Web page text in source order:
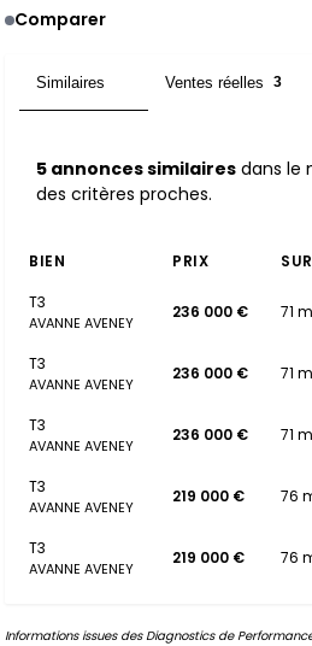
Comparer
Similaires Ventes réelles 3
5 annonces similaires dans le
des critères proches.
BIEN PRIX
T3
AVANNE AVENEY
236 000 € 71
T3
AVANNE AVENEY
236 000 € 71
T3
AVANNE AVENEY
236 000 € 71
T3
AVANNE AVENEY
219 000 € 76
T3
AVANNE AVENEY
219 000 € 76
Informations issues des Diagnostics de